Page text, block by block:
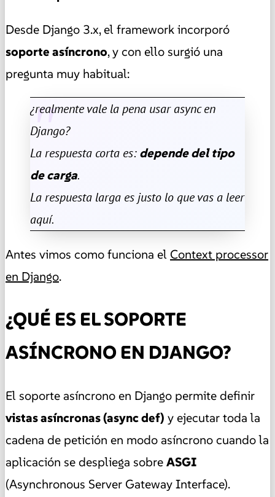
Desde Django 3.x, el framework incorporó
soporte asíncrono, y con ello surgió una
pregunta muy habitual:
¿realmente vale la pena usar async en
Django?
La respuesta corta es:depende del tipo
de carga.
La respuesta larga es justo lo que vas a leer
aquí.
Antes vimos como funciona el Context processor
en Django.
¿QUÉ ES EL SOPORTE
ASÍNCRONO EN DJANGO?
El soporte asíncrono en Django permite definir
vistas asíncronas (async def) y ejecutar toda la
cadena de petición en modo asíncrono cuando la
aplicación se despliega sobreASGI
(Asynchronous Server Gateway Interface).